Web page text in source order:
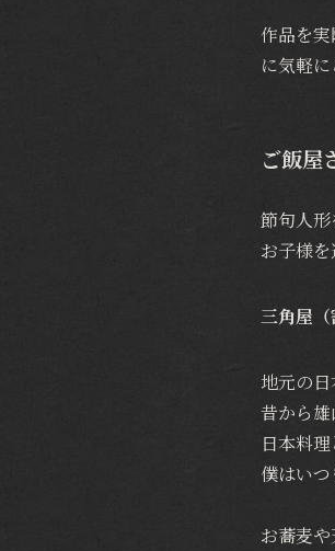
作品を
に気軽に
ご飯屋
節句人形
お子様
三角屋（
地元の
昔から雄
日本料
僕はいつ
お蕎麦